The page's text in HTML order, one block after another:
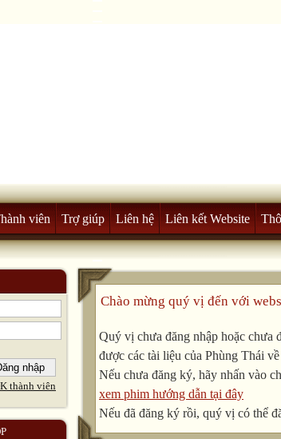
viên Trợ giúp Liên hệ Liên kết Website
thành viên
Chào mừng quý vị đến với
Quý vị chưa đăng nhập hoặc chưa
được các tài liệu của Phùng Thái
Nếu chưa đăng ký, hãy nhấn vào
xem phim hướng dẫn tại đây
Nếu đã đăng ký rồi, quý vị có thể